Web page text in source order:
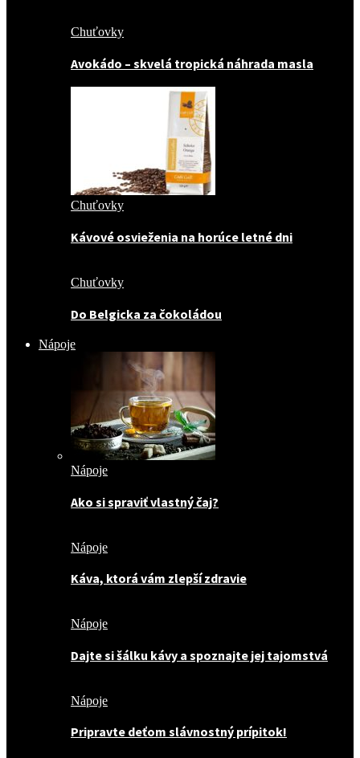
Chuťovky
Avokádo – skvelá tropická náhrada masla
Chuťovky
Kávové osvieženia na horúce letné dni
Chuťovky
Do Belgicka za čokoládou
Nápoje
Nápoje
Ako si spraviť vlastný čaj?
Nápoje
Káva, ktorá vám zlepší zdravie
Nápoje
Dajte si šálku kávy a spoznajte jej tajomstvá
Nápoje
Pripravte deťom slávnostný prípitok!